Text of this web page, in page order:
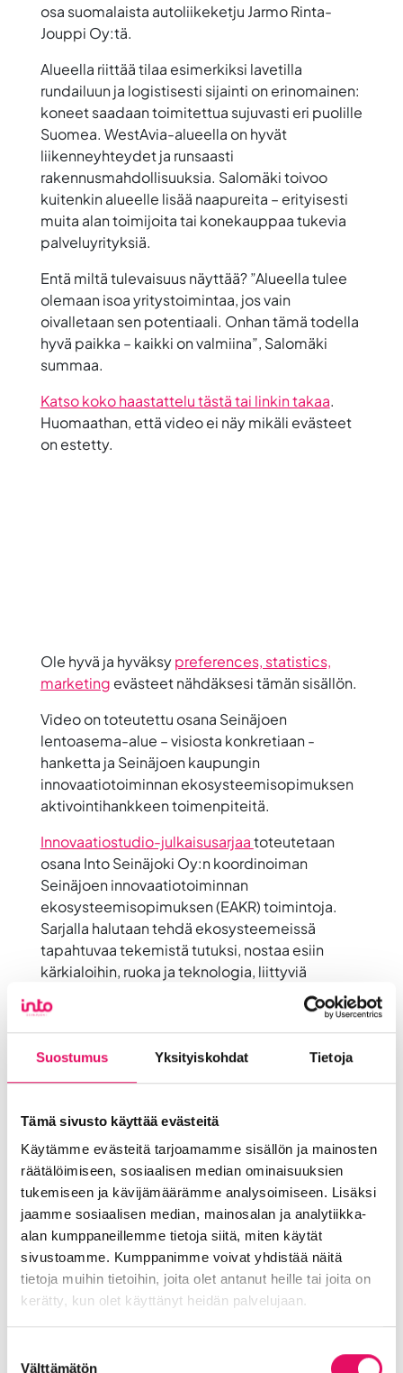
Suostumus Yksityiskohdat Tietoja
Tämä sivusto käyttää evästeitä
Käytämme evästeitä tarjoamamme sisällön ja mainosten
räätälöimiseen, sosiaalisen median ominaisuuksien
tukemiseen ja kävijämäärämme analysoimiseen. Lisäksi
jaamme sosiaalisen median, mainosalan ja analytiikka-
alan kumppaneillemme tietoja siitä, miten käytät
sivustoamme. Kumppanimme voivat yhdistää näitä
tietoja muihin tietoihin, joita olet antanut heille tai joita on
kerätty, kun olet käyttänyt heidän palvelujaan.
Välttämätön
osa suomalaista autoliikeketju Jarmo Rinta-
Jouppi Oy:tä.
Alueella riittää tilaa esimerkiksi lavetilla
rundailuun ja logistisesti sijainti on erinomainen:
koneet saadaan toimitettua sujuvasti eri puolille
Suomea. WestAvia-alueella on hyvät
liikenneyhteydet ja runsaasti
rakennusmahdollisuuksia. Salomäki toivoo
kuitenkin alueelle lisää naapureita – erityisesti
muita alan toimijoita tai konekauppaa tukevia
palveluyrityksiä.
Entä miltä tulevaisuus näyttää? ”Alueella tulee
olemaan isoa yritystoimintaa, jos vain
oivalletaan sen potentiaali. Onhan tämä todella
hyvä paikka – kaikki on valmiina”, Salomäki
summaa.
Katso koko haastattelu tästä tai linkin takaa.
Huomaathan, että video ei näy mikäli evästeet
on estetty.
Ole hyvä ja hyväksypreferences, statistics,
marketing evästeet nähdäksesi tämän sisällön.
Video on toteutettu osana Seinäjoen
lentoasema-alue – visiosta konkretiaan -
hanketta ja Seinäjoen kaupungin
innovaatiotoiminnan ekosysteemisopimuksen
aktivointihankkeen toimenpiteitä.
Innovaatiostudio-julkaisusarjaatoteutetaan
osana Into Seinäjoki Oy:n koordinoiman
Seinäjoen innovaatiotoiminnan
ekosysteemisopimuksen (EAKR) toimintoja.
Sarjalla halutaan tehdä ekosysteemeissä
tapahtuvaa tekemistä tutuksi, nostaa esiin
kärkialoihin, ruoka ja teknologia, liittyviä
ajankohtaisia teemoja ja luoda mahdollisuuksia
globaaliinkin kasvuun Seinäjoen alueella.
Innovaatiotoiminnan ekosysteemitekemisen
koordinaatio on Euroopan unionin sekä
Seinäjoen kaupungin osarahoittamaa
myötä on osa valtakunnallista Innokaupungit-
verkostoa. Innokaupungit ovat luomassa
Suomesta maailman toimivinta kokeilu- ja
innovaatioympäristöä vuoteen 2030
mennessä! Tutustu Innokaupunkien tekemiseen
osoitteessa www.innokaupungit.fi
Avainsanat:Hankkeet
Jaa artikkeli